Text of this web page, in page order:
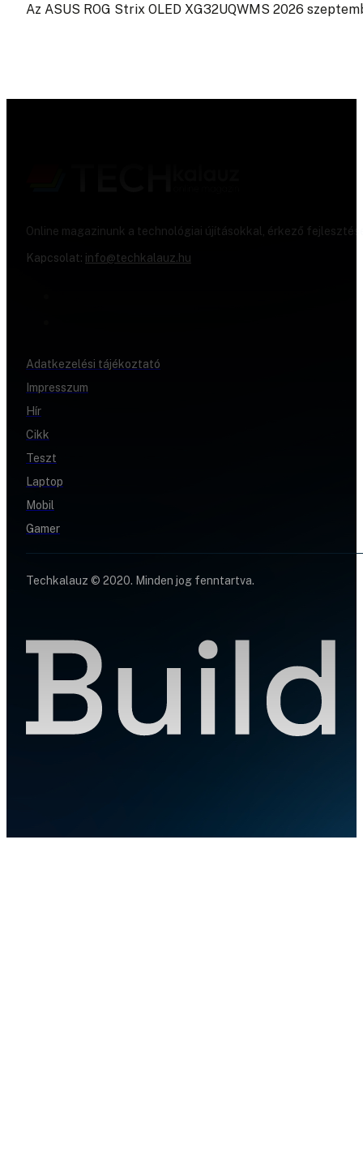
Az ASUS ROG Strix OLED XG32UQWMS 2026
Online magazinunk a technológiai újításokkal, érkező
Kapcsolat: info@techkalauz.hu
Adatkezelési tájékoztató
Impresszum
Hír
Cikk
Teszt
Laptop
Mobil
Gamer
Techkalauz © 2020. Minden jog fenntartva.